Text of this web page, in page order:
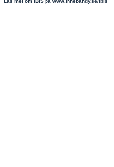
Läs mer om iBIS på www.innebandy.se/ibis